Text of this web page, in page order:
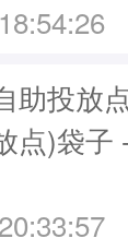
助投放
点)袋子